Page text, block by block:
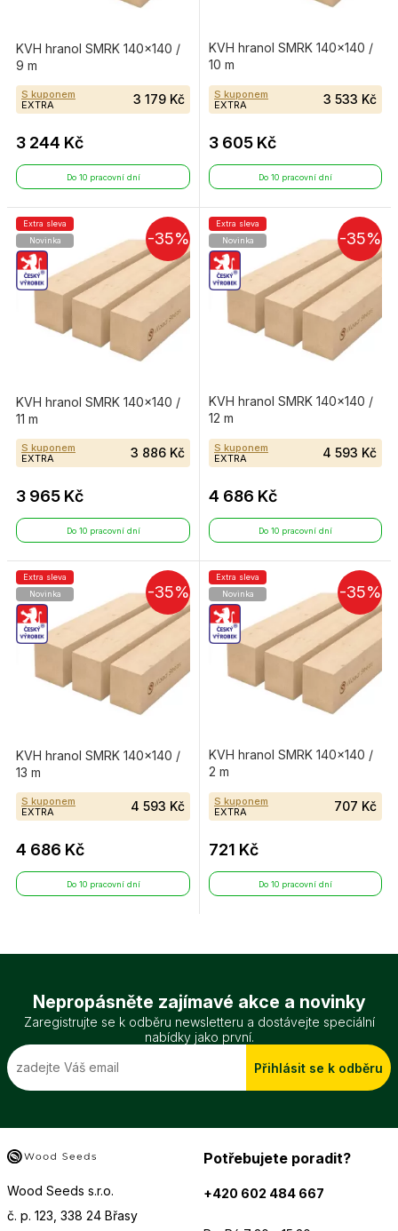
KVH hranol SMRK 140×140 /
9 m
S kuponem
EXTRA
3 179 Kč
3 244 Kč
Do 10 pracovní dní
KVH hranol SMRK 140×140 /
10 m
S kuponem
EXTRA
3 533 Kč
3 605 Kč
Do 10 pracovní dní
-35%
Extra sleva
Novinka
KVH hranol SMRK 140×140 /
11 m
S kuponem
EXTRA
3 886 Kč
3 965 Kč
Do 10 pracovní dní
-35%
Extra sleva
Novinka
KVH hranol SMRK 140×140 /
12 m
S kuponem
EXTRA
4 593 Kč
4 686 Kč
Do 10 pracovní dní
-35%
Extra sleva
Novinka
KVH hranol SMRK 140×140 /
13 m
S kuponem
EXTRA
4 593 Kč
4 686 Kč
Do 10 pracovní dní
-35%
Extra sleva
Novinka
KVH hranol SMRK 140×140 /
2 m
S kuponem
EXTRA
707 Kč
721 Kč
Do 10 pracovní dní
Nepropásněte zajímavé akce a novinky
Zaregistrujte se k odběru newsletteru a dostávejte speciální
nabídky jako první.
Přihlásit se k odběru
Wood Seeds s.r.o.
č. p. 123, 338 24 Břasy
Potřebujete poradit?
+420 602 484 667